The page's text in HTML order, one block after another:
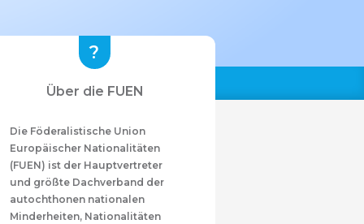
Über die FUEN
Die Föderalistische Union
Europäischer Nationalitäten
(FUEN) ist der Hauptvertreter
und größte Dachverband der
autochthonen nationalen
Minderheiten, Nationalitäten